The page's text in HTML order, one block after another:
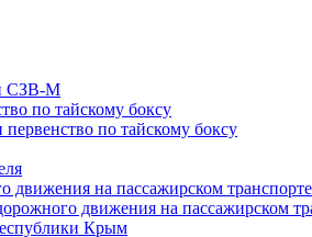
СЗВ-М
по тайскому боксу
движения на пассажирском